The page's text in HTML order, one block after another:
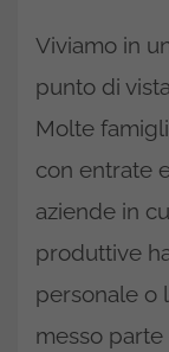
Viviamo in
punto di
Molte
con entrate
aziende in
produttive
personale o
messo